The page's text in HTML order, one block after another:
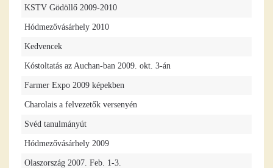
KSTV Gödöllő 2009-2010
Hódmezővásárhely 2010
Kedvencek
Kóstoltatás az Auchan-ban 2009. okt. 3-án
Farmer Expo 2009 képekben
Charolais a felvezetők versenyén
Svéd tanulmányút
Hódmezővásárhely 2009
Olaszország 2007. Feb. 1-3.